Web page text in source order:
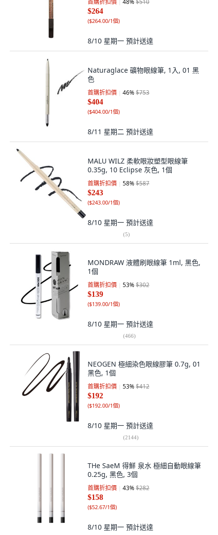
首購折扣價 48%$510
$264
($264.00/1個)
8/10 星期一 預計送達
Naturaglace 礦物眼線筆, 1入, 01 黑
色
首購折扣價 46%$753
$404
($404.00/1個)
8/11 星期二 預計送達
MALU WILZ 柔軟眼妝塑型眼線筆
0.35g, 10 Eclipse 灰色, 1個
首購折扣價 58%$587
$243
($243.00/1個)
8/10 星期一 預計送達
(5)
MONDRAW 液體刷眼線筆 1ml, 黑色,
1個
首購折扣價 53%$302
$139
($139.00/1個)
8/10 星期一 預計送達
(466)
NEOGEN 極細染色眼線膠筆 0.7g, 01
黑色, 1個
首購折扣價 53%$412
$192
($192.00/1個)
8/10 星期一 預計送達
(2144)
THe SaeM 得鮮 泉水 極細自動眼線筆
0.25g, 黑色, 3個
首購折扣價 43%$282
$158
($52.67/1個)
8/10 星期一 預計送達